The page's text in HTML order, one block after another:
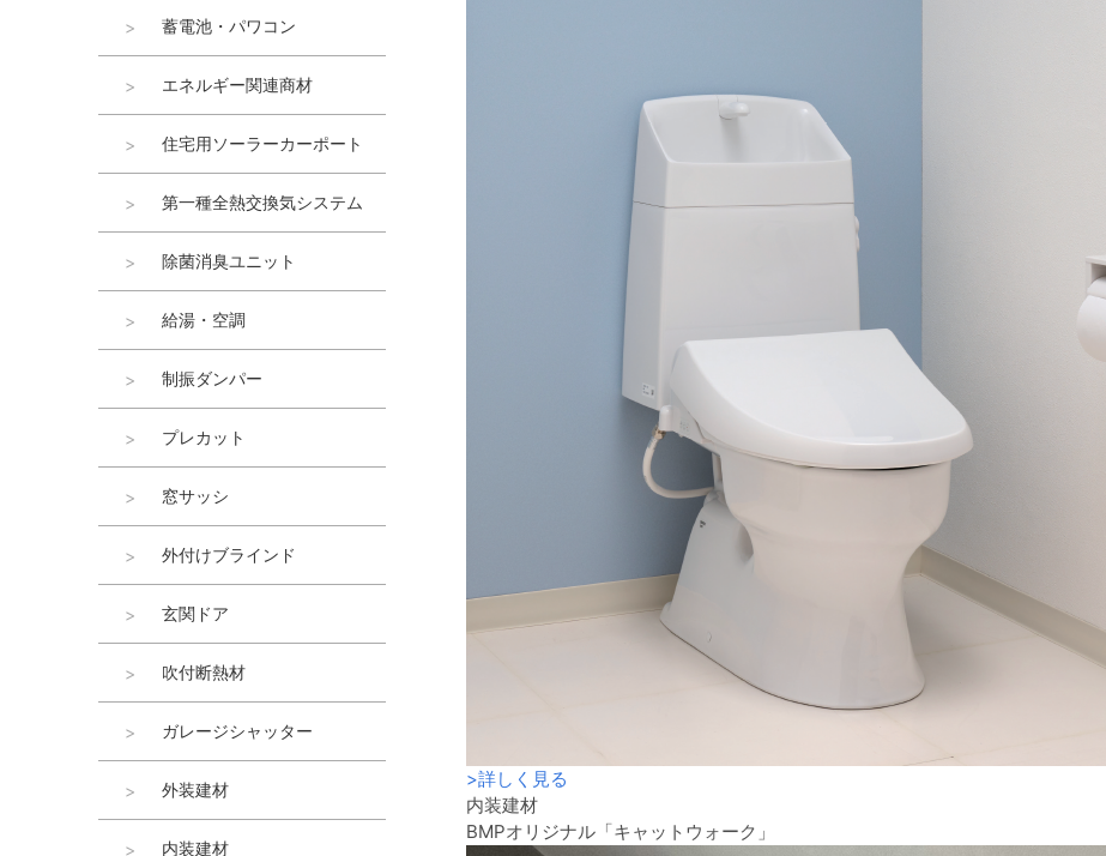
>詳しく見る
内装建材
BMPオリジナル「キャットウォーク」
蓄電池・パワコン
エネルギー関連商材
住宅用ソーラーカーポート
第一種全熱交換気システム
除菌消臭ユニット
給湯・空調
制振ダンパー
プレカット
窓サッシ
外付けブラインド
玄関ドア
吹付断熱材
ガレージシャッター
外装建材
内装建材